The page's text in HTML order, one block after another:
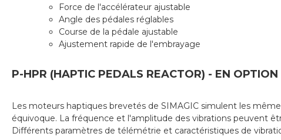
Force de l'accélérateur ajustable
Angle des pédales réglables
Course de la pédale ajustable
Ajustement rapide de l'embrayage
P-HPR (HAPTIC PEDALS REACTOR) - EN OPTION
Les moteurs haptiques brevetés de SIMAGIC simulent les
équivoque. La fréquence et l'amplitude des vibrations peuvent
Différents paramètres de télémétrie et caractéristiques de